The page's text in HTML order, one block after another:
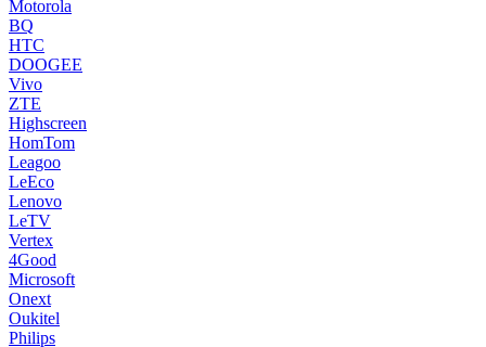
Motorola
BQ
HTC
DOOGEE
Vivo
ZTE
Highscreen
HomTom
Leagoo
LeEco
Lenovo
LeTV
Vertex
4Good
Microsoft
Onext
Oukitel
Philips